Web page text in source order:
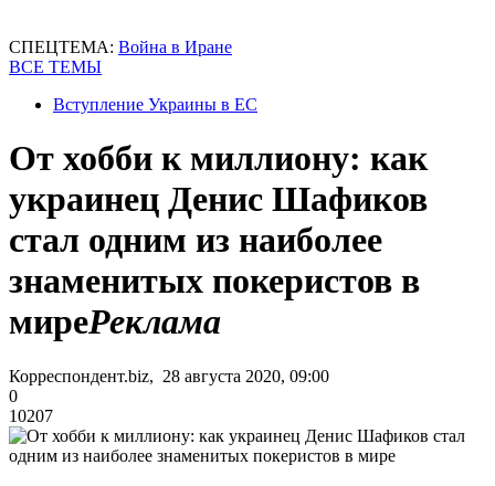
СПЕЦТЕМА: Война в Иране
ВСЕ ТЕМЫ
Вступление Украины в ЕС
От хобби к миллиону: как
украинец Денис Шафиков
стал одним из наиболее
знаменитых покеристов в
миреРеклама
Корреспондент.biz, 28 августа 2020, 09:00
0
10207